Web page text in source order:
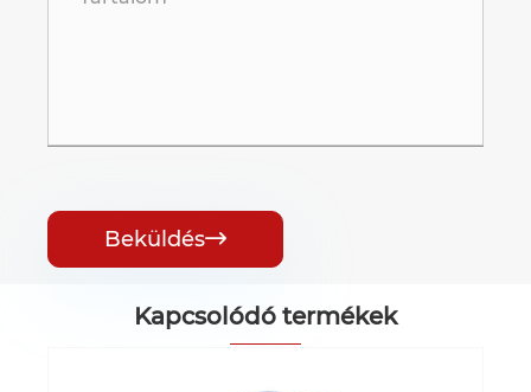
Beküldés
Kapcsolódó termékek